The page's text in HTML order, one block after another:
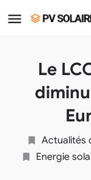
Le
Actualités
Energie